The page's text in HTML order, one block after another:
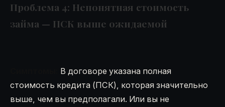
Проблема 4: Непонятная стоимость
займа — ПСК выше ожидаемой
В договоре указана полная
стоимость кредита (ПСК), которая значительно
выше, чем вы предполагали. Или вы не